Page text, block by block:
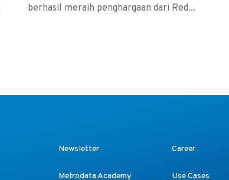
berhasil meraih penghargaan dari Red...
Newsletter Career
Metrodata Academy Use Cases